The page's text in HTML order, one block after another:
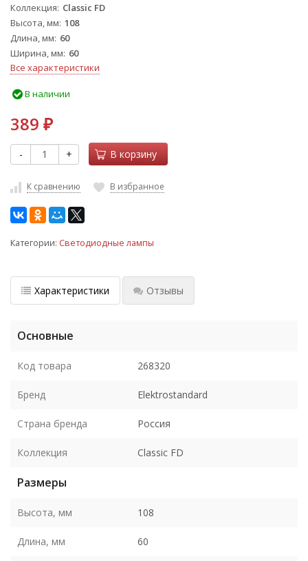
Коллекция Classic FD
Высота, мм 108
Длина, мм 60
Ширина, мм 60
Все характеристики
В наличии
389 ₽
- + В корзину
К сравнению В избранное
Категории: Светодиодные лампы
Характеристики Отзывы
Основные
Код товара 268320
Бренд Elektrostandard
Страна бренда Россия
Коллекция Classic FD
Размеры
Высота, мм 108
Длина, мм 60